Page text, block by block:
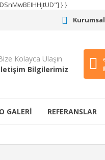
} }
Kolayca Ulaşın
Bilgilerimiz
GALERİ REFERANSLAR